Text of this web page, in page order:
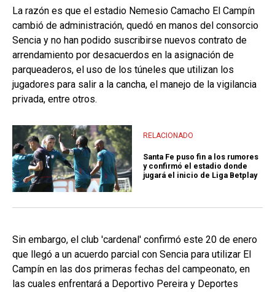
La razón es que el estadio Nemesio Camacho El Campín
cambió de administración, quedó en manos del consorcio
Sencia y no han podido suscribirse nuevos contrato de
arrendamiento por desacuerdos en la asignación de
parqueaderos, el uso de los túneles que utilizan los
jugadores para salir a la cancha, el manejo de la vigilancia
privada, entre otros.
RELACIONADO
Santa Fe puso fin a los rumores
y confirmó el estadio donde
jugará el inicio de Liga Betplay
Sin embargo, el club 'cardenal' confirmó este 20 de enero
que llegó a un acuerdo parcial con Sencia para utilizar El
Campín en las dos primeras fechas del campeonato, en
las cuales enfrentará a Deportivo Pereira y Deportes